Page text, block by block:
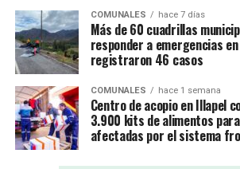
COMUNALES hace 7 días
Más de 60 cuadrillas
responder a emergencias
registraron 46 casos
COMUNALES hace 1 semana
Centro de acopio en Illapel
3.900 kits de alimentos
afectadas por el sistema